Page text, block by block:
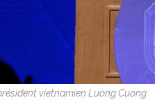
vietnamien Luong Cuong